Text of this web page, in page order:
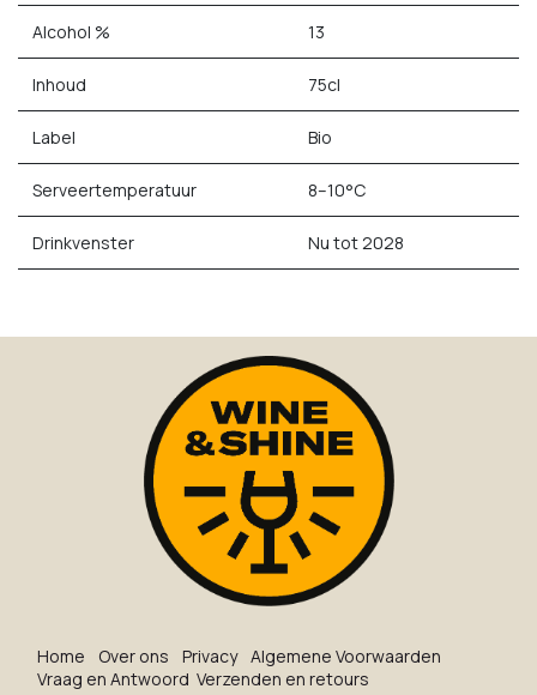
Alcohol % 13
Inhoud 75cl
Label Bio
Serveertemperatuur 8–10°C
Drinkvenster Nu tot 2028
Ho​me O​ve​r on​s Privacy Algemene Voorwaarden
Vraag en Antwoord Verzenden en retours